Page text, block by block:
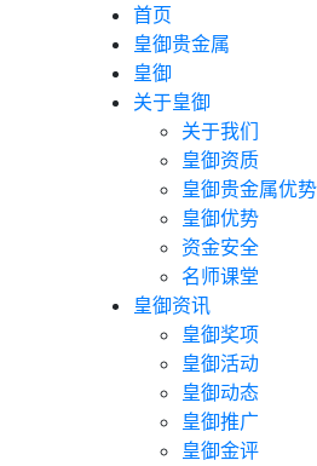
首页
皇御贵金属
皇御
关于皇御
关于我们
皇御资质
皇御贵金属优势
皇御优势
资金安全
名师课堂
皇御资讯
皇御奖项
皇御活动
皇御动态
皇御推广
皇御金评